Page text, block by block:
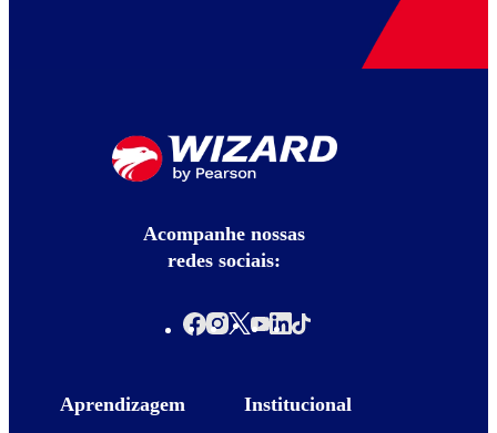
Acompanhe nossas
redes sociais:
Aprendizagem Institucional